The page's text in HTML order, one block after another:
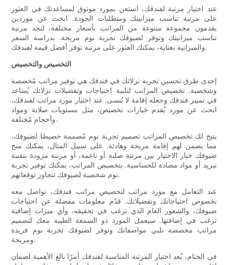
عند اختيار مرتبة لفندقك، استعن بمورد موثوق لمساعدتك في العثور
على مرتبة تناسب ميزانيتك ومتطلبات الجودة. ابحث عن موردين
يقدمون مجموعة متنوعة من المراتب بأسعار مختلفة، لتجد مرتبة
تناسب ميزانيتك وتوفر لضيوفك تجربة نوم مريحة. بدراسة السعر
والميزانية بعناية، يمكنك العثور على مرتبة توفر أفضل قيمة لفندقك.
التخصيص والتخصيص
إحدى طرق تحسين تجربة نزلائك في فندقك هي توفير مراتب مُخصصة
وشخصية. تخصيص المراتب لتلبية احتياجات وتفضيلات نزلائك يُساعد
في تمييز فندقك وجعله إقامة لا تُنسى. عند اختيار مورد مراتب لفندقك،
ابحث عن مورد يُقدم خيارات تخصيص، مثل مستويات صلابة ومواد
وأحجام مُختلفة.
يتيح لك تخصيص المراتب تصميم تجربة نوم مُصممة خصيصًا لضيوفك،
مما يضمن لهم إقامة مريحة وهادئة. على سبيل المثال، يمكنك منح
ضيوفك خيار الاختيار بين مرتبة صلبة أو ناعمة، أو مرتبة مزودة بتقنية
تبريد أو مواد مضادة للحساسية. بتخصيص المراتب، يمكنك توفير تجربة
نوم شخصية لضيوفك تتجاوز توقعاتهم.
عند التعامل مع مورد مراتب لتخصيص مراتب فندقك، تواصل معه
بخصوص احتياجاتك وتفضيلاتك. قدّم معلومات مفصلة عن احتياجات
ضيوفك، والشعور العام الذي ترغب في تحقيقه، وأي ميزات إضافية
ترغب في إضافتها. سيعمل المورد ذو السمعة الطيبة معك لتصميم
مراتب مخصصة تلبي مواصفاتك وتوفر لضيوفك تجربة نوم فريدة
ومريحة.
في الختام، يُعد اختيار المرتبة المناسبة لفندقك أمرًا بالغ الأهمية لضمان